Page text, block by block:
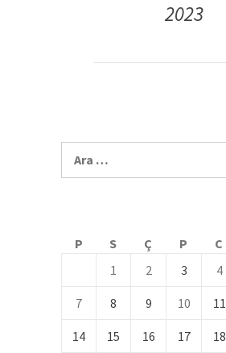
2023
P
S Ç P C
1
2 3 4
7 8 9 10 11
14 15 16 17 18